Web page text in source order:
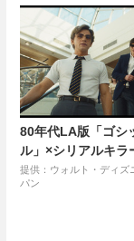
80年代LA版「ゴシ
ル」×シリアルキラ
提供：ウォルト・ディズ
パン